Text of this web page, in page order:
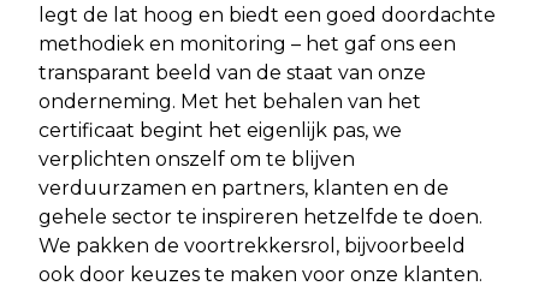
legt de lat hoog en biedt een goed doordachte
methodiek en monitoring – het gaf ons een
transparant beeld van de staat van onze
onderneming. Met het behalen van het
certificaat begint het eigenlijk pas, we
verplichten onszelf om te blijven
verduurzamen en partners, klanten en de
gehele sector te inspireren hetzelfde te doen.
We pakken de voortrekkersrol, bijvoorbeeld
ook door keuzes te maken voor onze klanten.